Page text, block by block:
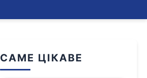
САМЕ ЦІКАВЕ